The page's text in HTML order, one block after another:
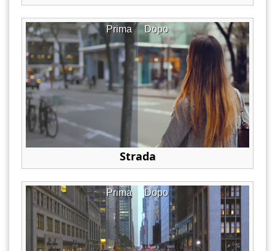
Dopo
Prima
Strada
Dopo
Prima